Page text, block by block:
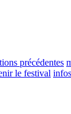
précédentes
le festival